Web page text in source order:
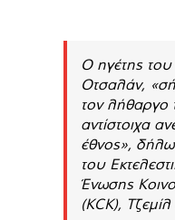
Ο ηγέτης
Οτσαλάν,
τον
αντίστοιχα
έθνος»,
του
Ένωσης
(KCK),